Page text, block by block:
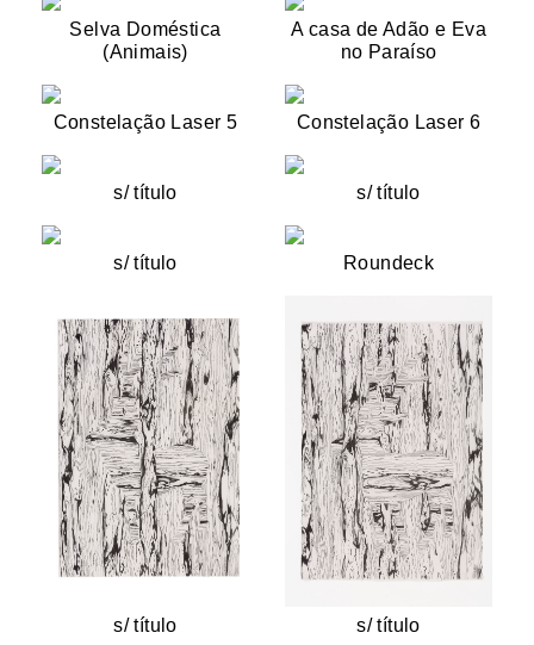
Selva Doméstica
(Animais)
A casa de Adão e Eva
no Paraíso
Constelação Laser 5 Constelação Laser 6
s/ título s/ título
s/ título Roundeck
s/ título s/ título